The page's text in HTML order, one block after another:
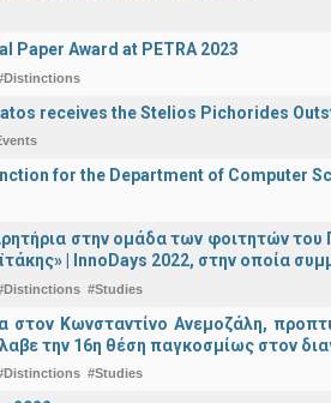
Paper Award at PETRA 2023
receives the Stelios Pichorides
for the Department of Computer
στην ομάδα των φοιτητών
| InnoDays 2022, στην οποία
#Studies
στον Κωνσταντίνο Ανεμοζάλη,
την 16η θέση παγκοσμίως στον
#Studies